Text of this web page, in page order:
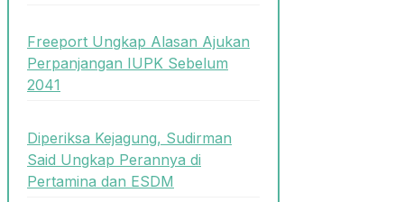
Freeport Ungkap Alasan Ajukan
Perpanjangan IUPK Sebelum
2041
Diperiksa Kejagung, Sudirman
Said Ungkap Perannya di
Pertamina dan ESDM